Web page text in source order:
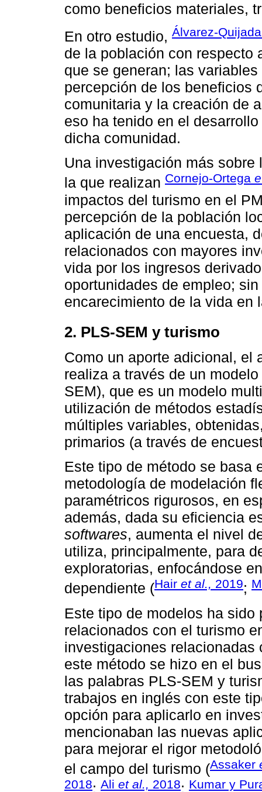
como beneficios materiales,
En otro estudio, Álvarez-
de la población con respecto
que se generan; las
percepción de los beneficios
comunitaria y la creación de
eso ha tenido en el
dicha comunidad.
Una investigación más
la que realizan Cornejo-Ortega
impactos del turismo en el
percepción de la población
aplicación de una encuesta,
relacionados con mayores
vida por los ingresos
oportunidades de empleo;
encarecimiento de la vida en
2. PLS-SEM y turismo
Como un aporte adicional, el
realiza a través de un
SEM), que es un modelo
utilización de métodos
múltiples variables,
primarios (a través de
Este tipo de método se basa
metodología de modelación
paramétricos rigurosos, en
además, dada su eficiencia
softwares, aumenta el nivel
utiliza, principalmente, para
exploratorias, enfocándose
dependiente (Hair et al., 2019;
Este tipo de modelos ha
relacionados con el turismo
investigaciones
este método se hizo en el
las palabras PLS-SEM y
trabajos en inglés con este
opción para aplicarlo en
mencionaban las nuevas
para mejorar el rigor
el campo del turismo (Assaker
2018; Ali et al., 2018; Kumar y